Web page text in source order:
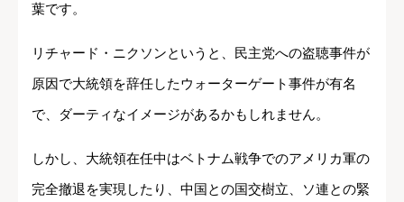
葉です。
リチャード・ニクソンというと、民主党への盗聴事件が
原因で大統領を辞任したウォーターゲート事件が有名
で、ダーティなイメージがあるかもしれません。
しかし、大統領在任中はベトナム戦争でのアメリカ軍の
完全撤退を実現したり、中国との国交樹立、ソ連との緊